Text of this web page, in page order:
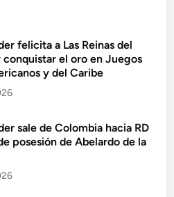
felicita a Las Reinas del
el oro en Juegos
y del Caribe
sale de Colombia hacia RD
posesión de Abelardo de la